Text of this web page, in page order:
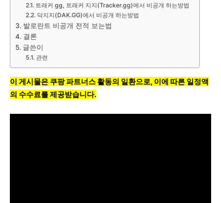
트래커 gg, 트래커 지지(Tracker.gg)에서 비공개 하는방법
닥지지(DAK.GG)에서 비공개 하는방법
발로란트 비공개 전적 보는법
결론
글쓴이
관련
이 게시물은 쿠팡 파트너스 활동의 일환으로, 이에 따른 일정액
의 수수료를 제공받습니다.